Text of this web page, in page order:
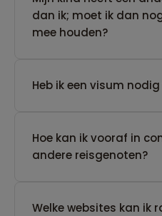
dan ik; moet ik dan
mee houden?
Heb ik een visum
Hoe kan ik vooraf in
andere reisgenoten?
Welke websites kan ik